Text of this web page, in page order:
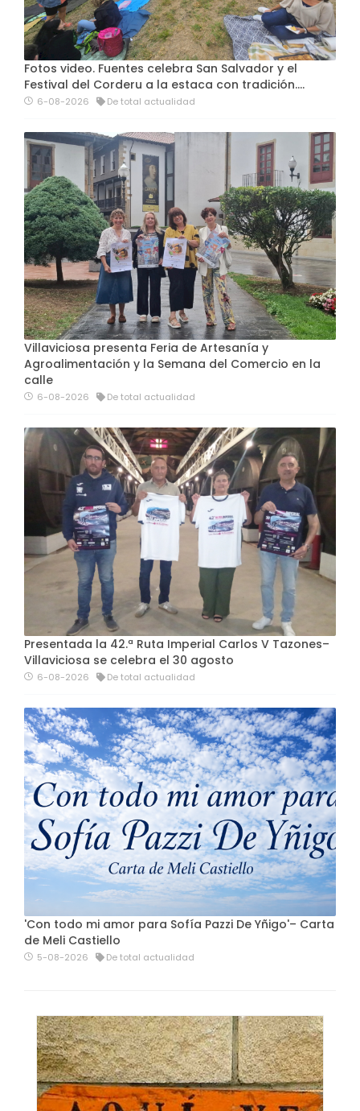
Fotos video. Fuentes celebra San Salvador y el
Festival del Corderu a la estaca con tradición....
6-08-2026 De total actualidad
Villaviciosa presenta Feria de Artesanía y
Agroalimentación y la Semana del Comercio en la
calle
6-08-2026 De total actualidad
Presentada la 42.ª Ruta Imperial Carlos V Tazones–
Villaviciosa se celebra el 30 agosto
6-08-2026 De total actualidad
'Con todo mi amor para Sofía Pazzi De Yñigo'– Carta
de Meli Castiello
5-08-2026 De total actualidad